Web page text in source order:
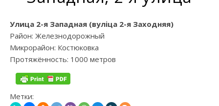
Улица 2-я Западная (вулiца 2-я Заходняя)
Район: Железнодорожный
Микрорайон: Костюковка
Протяжённость: 1000 метров
Метки: